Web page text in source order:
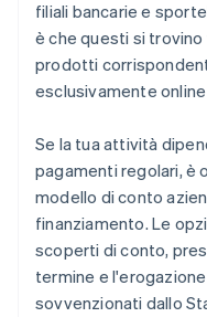
filiali bancarie e
è che questi si
prodotti
esclusivamente
Se la tua attività
pagamenti regolari, è
modello di conto
finanziamento. Le
scoperti di conto,
termine e
sovvenzionati dallo